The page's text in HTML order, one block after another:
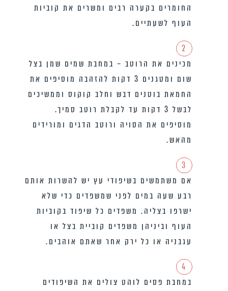
החומרים בקערה רבים ומשרים את קוביות
העוף לשעתיים.
2
מכינים את הרוטב – במחבת שמים שמן בצל
שום ומטגנים 3 דקות להזהבה מוסיפים את
החמאת בוטנים דבש וחלב קוקוס וממשיכים
לבשל 3 דקות עד לקבלת רוטב סמיך.
מוסיפים את הסויה ורוטב הדגים ומורידים
מהאש.
3
אם משתמשים בשיפודי עץ יש להשרות אותם
רבע שעה במים לפני שמשפדים כדי שלא
ישרפו בצליה. משפדים כל שיפוד בקוביות
העוף וביניהן משפדים קוביית בצל או
עגבניה או כל ירק אחר שאתם אוהבים.
4
במחבת פסים לוהט צולים את השיפודים